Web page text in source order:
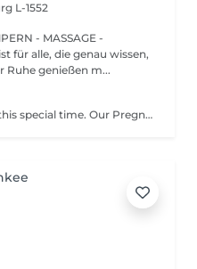
L-1552
- MASSAGE -
Ruhe genießen m...
Nurture your well-being during this special time. Our Pregnancy Massage is a gentle, relaxing treatment designed to reduce muscle tension, improve circulation, and ease discomfort commonly experienced during pregnancy. Soft, flowing techniques and comfortable side-lying positioning provide deep relaxation without placing pressure on the abdomen. Hypoallergenic, unscented oils are used to care for sensitive skin and maintain comfort throughout the session. This massage helps relieve tension in the lower back and shoulders, reduces swelling and heaviness in the legs, improves overall circulation, and promotes a sense of ease and balance in the body. This treatment is performed only with the approval of your doctor.